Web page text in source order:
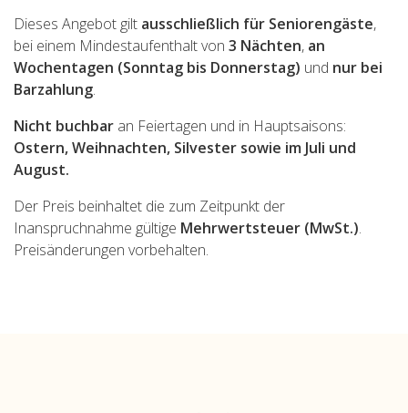
Dieses Angebot gilt ausschließlich für Seniorengäste,
bei einem Mindestaufenthalt von 3 Nächten, an
Wochentagen (Sonntag bis Donnerstag) und nur bei
Barzahlung.
Nicht buchbar an Feiertagen und in Hauptsaisons:
Ostern, Weihnachten, Silvester sowie im Juli und
August.
Der Preis beinhaltet die zum Zeitpunkt der
Inanspruchnahme gültige Mehrwertsteuer (MwSt.).
Preisänderungen vorbehalten.